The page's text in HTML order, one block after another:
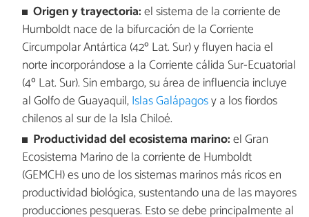
Origen y trayectoria:el sistema de la corriente de
Humboldt nace de la bifurcación de la Corriente
Circumpolar Antártica (42º Lat. Sur) y fluyen hacia el
norte incorporándose a la Corriente cálida Sur-Ecuatorial
(4º Lat. Sur). Sin embargo, su área de influencia incluye
al Golfo de Guayaquil,Islas Galápagosy a los fiordos
chilenos al sur de la Isla Chiloé.
Productividad del ecosistema marino:el Gran
Ecosistema Marino de la corriente de Humboldt
(GEMCH) es uno de los sistemas marinos más ricos en
productividad biológica, sustentando una de las mayores
producciones pesqueras. Esto se debe principalmente al